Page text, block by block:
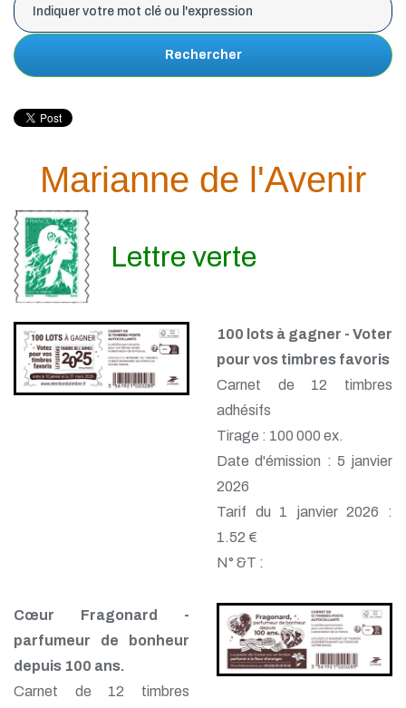
Rechercher
Marianne de l'Avenir
Lettre verte
100 lots à gagner - Voter
pour vos timbres favoris
Carnet de 12 timbres
adhésifs
Tirage : 100 000 ex.
Date d'émission : 5 janvier
2026
Tarif du 1 janvier 2026 :
1.52 €
N° &T :
Cœur Fragonard -
parfumeur de bonheur
depuis 100 ans.
Carnet de 12 timbres